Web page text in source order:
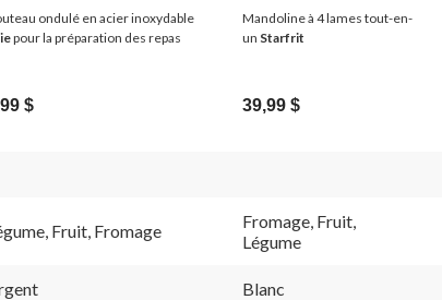
ondulé en acier inoxydable
pour la préparation des repas
$
Mandoline à 4 lames tout-en-
un Starfrit
39,99 $
Fruit, Fromage
Fromage, Fruit,
Légume
Blanc